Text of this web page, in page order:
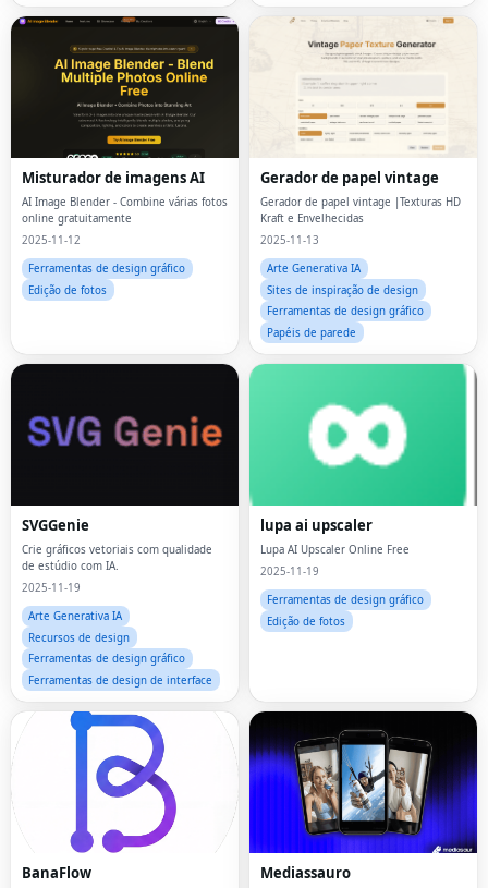
Misturador de imagens AI
AI Image Blender - Combine várias fotos
online gratuitamente
2025-11-12
Ferramentas de design gráfico
Edição de fotos
Gerador de papel vintage
Gerador de papel vintage |Texturas HD
Kraft e Envelhecidas
2025-11-13
Arte Generativa IA
Sites de inspiração de design
Ferramentas de design gráfico
Papéis de parede
SVGGenie
Crie gráficos vetoriais com qualidade
de estúdio com IA.
2025-11-19
Arte Generativa IA
Recursos de design
Ferramentas de design gráfico
Ferramentas de design de interface
lupa ai upscaler
Lupa AI Upscaler Online Free
2025-11-19
Ferramentas de design gráfico
Edição de fotos
BanaFlow Mediassauro